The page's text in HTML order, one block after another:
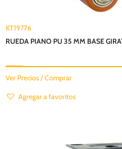
KT19776
RUEDA PIANO PU 35 MM BASE
Ver Precios / Comprar
Agregar a favoritos